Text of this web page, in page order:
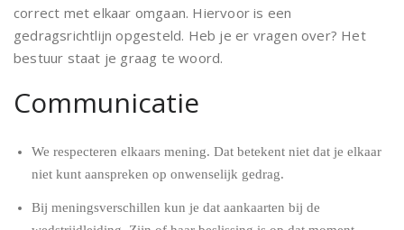
correct met elkaar omgaan. Hiervoor is een
gedragsrichtlijn opgesteld. Heb je er vragen over? Het
bestuur staat je graag te woord.
Communicatie
We respecteren elkaars mening. Dat betekent niet dat je elkaar
niet kunt aanspreken op onwenselijk gedrag.
Bij meningsverschillen kun je dat aankaarten bij de